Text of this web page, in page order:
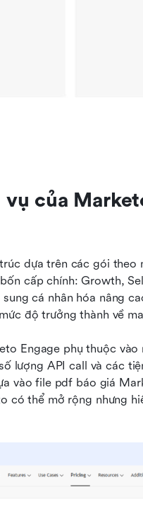
của
dựa trên các gói theo
cấp chính: Growth,
cá nhân hóa nâng
độ trưởng thành về
Engage phụ thuộc
lượng API call và các
vào file pdf báo giá
có thể mở rộng nhưng